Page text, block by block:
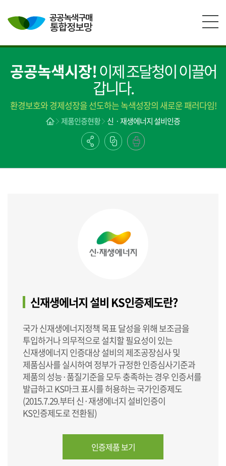
공공녹색시장!이제 조달청이 이끌어
갑니다.
환경보호와 경제성장을 선도하는 녹색성장의 새로운 패러다임!
제품인증현황 신ㆍ재생에너지 설비인증
신재생에너지 설비 KS인증제도란?
국가 신재생에너지정책 목표 달성을 위해 보조금을
투입하거나 의무적으로 설치할 필요성이 있는
신재생에너지 인증대상 설비의 제조공장심사 및
제품심사를 실시하여 정부가 규정한 인증심사기준과
제품의 성능·품질기준을 모두 충족하는 경우 인증서를
발급하고 KS마크 표시를 허용하는 국가인증제도
(2015.7.29.부터 신·재생에너지 설비인증이
KS인증제도로 전환됨)
인증제품 보기